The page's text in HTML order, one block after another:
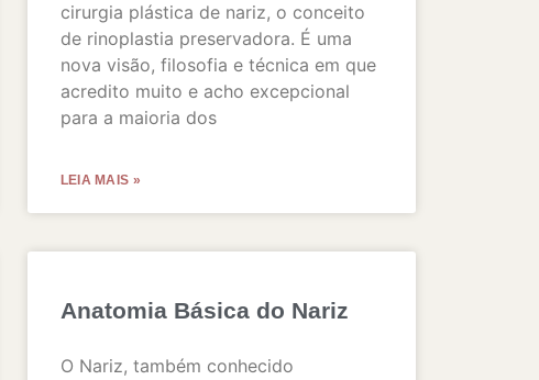
cirurgia plástica de nariz, o conceito
de rinoplastia preservadora. É uma
nova visão, filosofia e técnica em que
acredito muito e acho excepcional
para a maioria dos
LEIA MAIS »
Anatomia Básica do Nariz
O Nariz, também conhecido